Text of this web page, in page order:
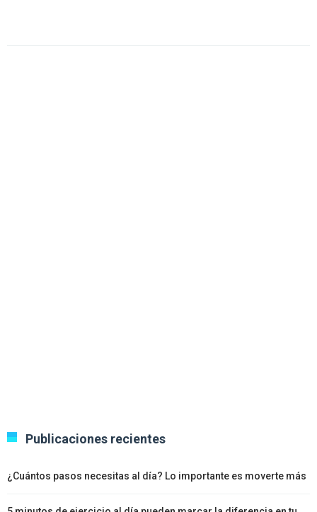
Publicaciones recientes
¿Cuántos pasos necesitas al día? Lo importante es moverte más